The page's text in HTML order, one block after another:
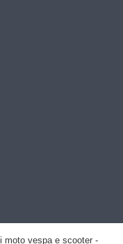
moto vespa e scooter -